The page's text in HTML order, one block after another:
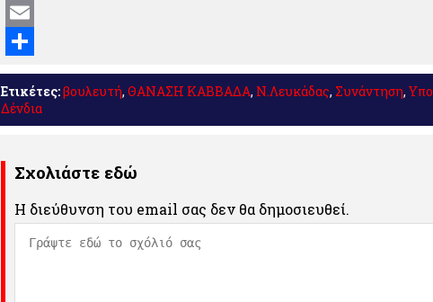
Mastodon
Email
Μοιραστείτε
Ετικέτες:βουλευτή, ΘΑΝΑΣΗ ΚΑΒΒΑΔΑ, Ν.Λευκάδας, Συνάντηση,
Δένδια
Σχολιάστε εδώ
Η διεύθυνση του email σας δεν θα δημοσιευθεί.